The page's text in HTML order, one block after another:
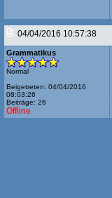
04/04/2016 10:57:38
Grammatikus
Normal
Beigetreten: 04/04/2016
08:03:26
Beiträge: 26
Offline